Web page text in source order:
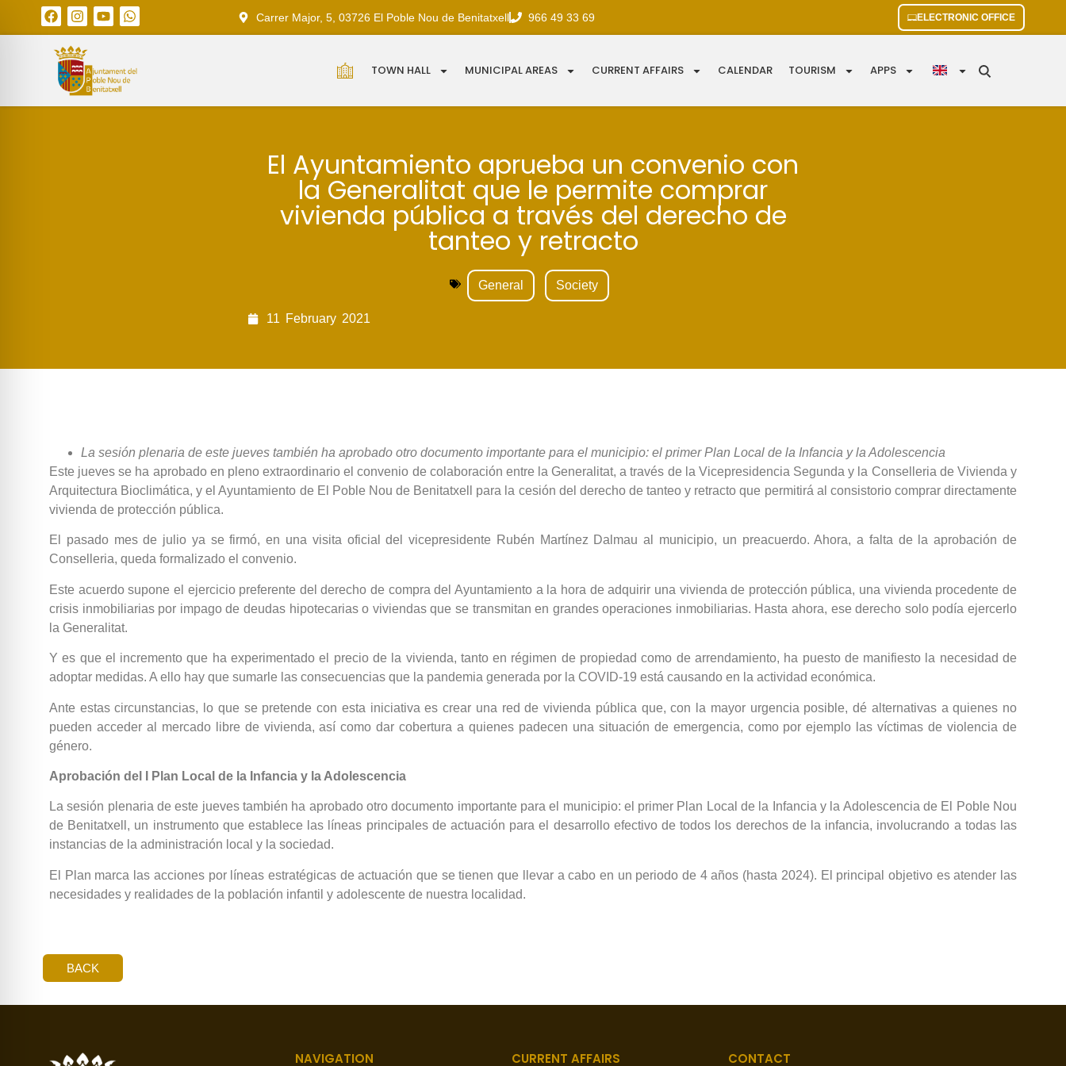
Carrer Major, 5, 03726 El Poble Nou de Benitatxell 966 49 33 69 ELECTRONIC OFFICE
TOWN HALL MUNICIPAL AREAS CURRENT AFFAIRS CALENDAR TOURISM APPS
El Ayuntamiento aprueba un convenio con
la Generalitat que le permite comprar
vivienda pública a través del derecho de
tanteo y retracto
General Society
11 February 2021
La sesión plenaria de este jueves también ha aprobado otro documento importante para el municipio: el primer Plan Local de la Infancia y la Adolescencia
Este jueves se ha aprobado en pleno extraordinario el convenio de colaboración entre la Generalitat, a través de la Vicepresidencia Segunda y la Conselleria de Vivienda y
Arquitectura Bioclimática, y el Ayuntamiento de El Poble Nou de Benitatxell para la cesión del derecho de tanteo y retracto que permitirá al consistorio comprar directamente
vivienda de protección pública.
El pasado mes de julio ya se firmó, en una visita oficial del vicepresidente Rubén Martínez Dalmau al municipio, un preacuerdo. Ahora, a falta de la aprobación de
Conselleria, queda formalizado el convenio.
Este acuerdo supone el ejercicio preferente del derecho de compra del Ayuntamiento a la hora de adquirir una vivienda de protección pública, una vivienda procedente de
crisis inmobiliarias por impago de deudas hipotecarias o viviendas que se transmitan en grandes operaciones inmobiliarias. Hasta ahora, ese derecho solo podía ejercerlo
la Generalitat.
Y es que el incremento que ha experimentado el precio de la vivienda, tanto en régimen de propiedad como de arrendamiento, ha puesto de manifiesto la necesidad de
adoptar medidas. A ello hay que sumarle las consecuencias que la pandemia generada por la COVID-19 está causando en la actividad económica.
Ante estas circunstancias, lo que se pretende con esta iniciativa es crear una red de vivienda pública que, con la mayor urgencia posible, dé alternativas a quienes no
pueden acceder al mercado libre de vivienda, así como dar cobertura a quienes padecen una situación de emergencia, como por ejemplo las víctimas de violencia de
género.
Aprobación del I Plan Local de la Infancia y la Adolescencia
La sesión plenaria de este jueves también ha aprobado otro documento importante para el municipio: el primer Plan Local de la Infancia y la Adolescencia de El Poble Nou
de Benitatxell, un instrumento que establece las líneas principales de actuación para el desarrollo efectivo de todos los derechos de la infancia, involucrando a todas las
instancias de la administración local y la sociedad.
El Plan marca las acciones por líneas estratégicas de actuación que se tienen que llevar a cabo en un periodo de 4 años (hasta 2024). El principal objetivo es atender las
necesidades y realidades de la población infantil y adolescente de nuestra localidad.
BACK
NAVIGATION CURRENT AFFAIRS CONTACT